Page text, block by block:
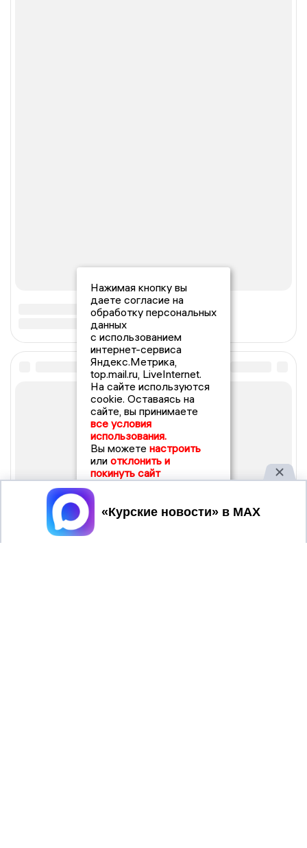
Нажимая кнопку вы
даете согласие на
обработку персональных
данных
с использованием
интернет-сервиса
Яндекс.Метрика,
top.mail.ru, LiveInternet.
На сайте используются
cookie. Оставаясь на
сайте, вы принимаете
все условия
использования.
Вы можете настроить
или отклонить и
покинуть сайт
Принять